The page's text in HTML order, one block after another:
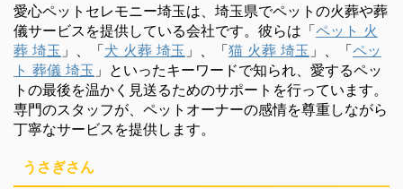
愛心ペットセレモニー埼玉は、埼玉県でペットの火葬や葬
儀サービスを提供している会社です。彼らは「ペット 火
葬 埼玉 」、「犬 火葬 埼玉 」、「猫 火葬 埼玉 」、「ペッ
ト 葬儀 埼玉 」といったキーワードで知られ、愛するペッ
トの最後を温かく見送るためのサポートを行っています。
専門のスタッフが、ペットオーナーの感情を尊重しながら
丁寧なサービスを提供します。
うさぎさん